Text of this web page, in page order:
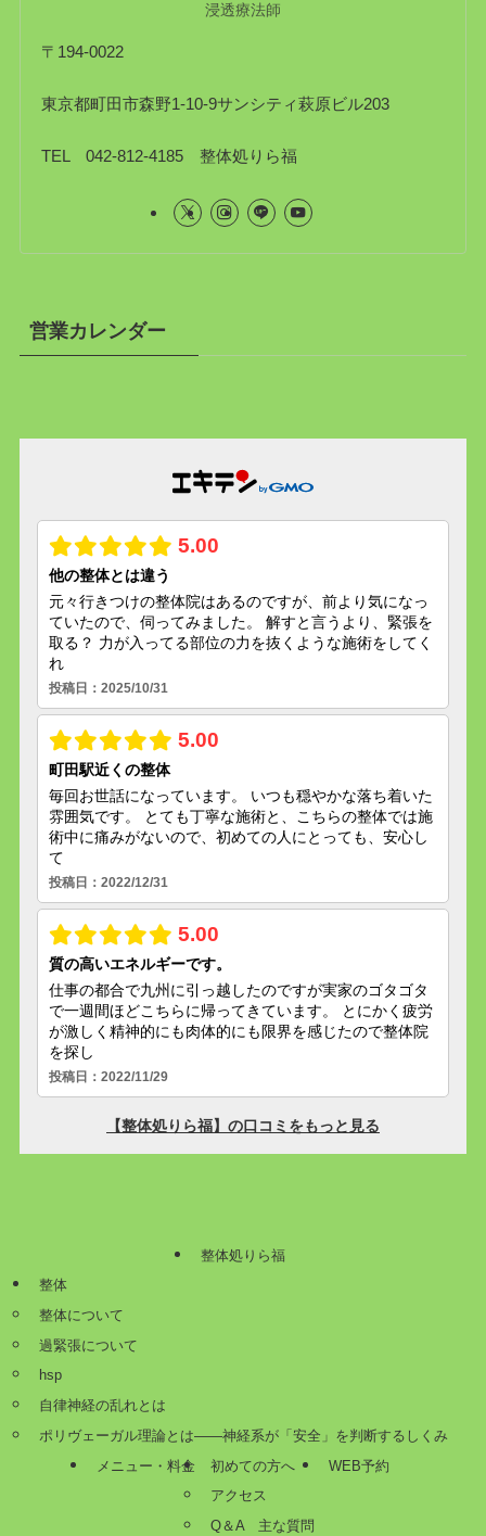
浸透療法師
〒194-0022
東京都町田市森野1-10-9サンシティ萩原ビル203
TEL 042-812-4185 整体処りら福
営業カレンダー
整体処りら福
整体
整体について
過緊張について
hsp
自律神経の乱れとは
ポリヴェーガル理論とは——神経系が「安全」を判断するしくみ
メニュー・料金
初めての方へ
アクセス
Q＆A 主な質問
WEB予約